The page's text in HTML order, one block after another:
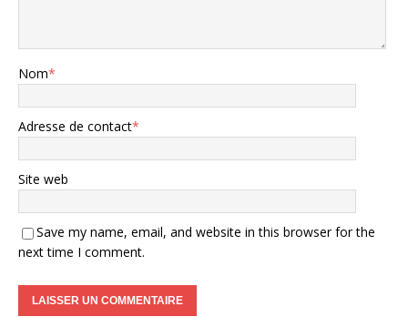
Nom*
Adresse de contact*
Site web
Save my name, email, and website in this browser for the
next time I comment.